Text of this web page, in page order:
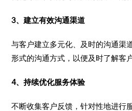
3、建立有效沟通渠道
与客户建立多元化、及时的沟通渠
形式的沟通方式，以便及时了解客
4、持续优化服务体验
不断收集客户反馈，针对性地进行